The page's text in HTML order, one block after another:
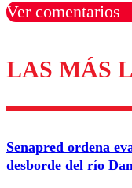
Ver comentarios
Los
Correo
LAS MÁS
Senapred ordena
desborde del río